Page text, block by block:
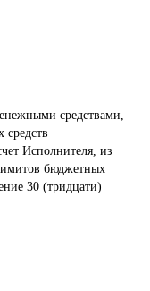
средствами,
средств
Исполнителя, из
бюджетных
30 (тридцати)